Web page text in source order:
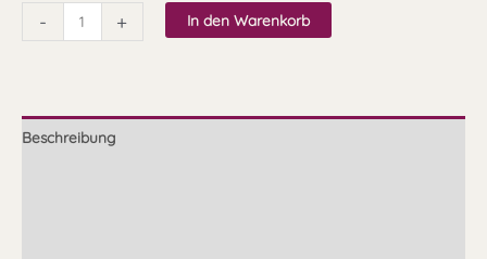
- + In den Warenkorb
Beschreibung